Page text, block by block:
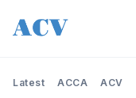
Latest ACCA ACV